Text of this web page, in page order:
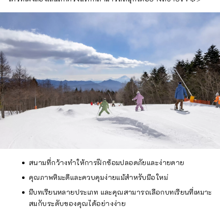
สนามที่กว้างทำให้การฝึกซ้อมปลอดภัยและง่ายดาย
คุณภาพหิมะดีและควบคุมง่ายแม้สำหรับมือใหม่
มีบทเรียนหลายประเภท และคุณสามารถเลือกบทเรียนที่เหมาะ
สมกับระดับของคุณได้อย่างง่าย